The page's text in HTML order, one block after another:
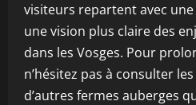
visiteurs repartent avec
une vision plus claire des
dans les Vosges. Pour
n’hésitez pas à consulter
d’autres fermes auberges